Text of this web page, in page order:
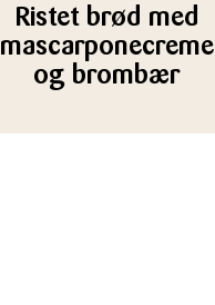
Ristet brød med
mascarponecreme
og brombær